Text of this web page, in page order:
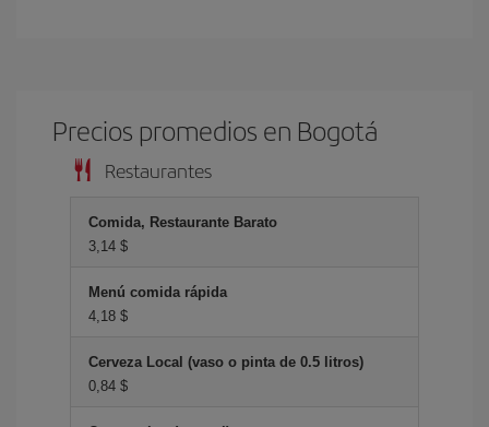
Precios promedios en Bogotá
Restaurantes
Comida, Restaurante Barato
3,14 $
Menú comida rápida
4,18 $
Cerveza Local (vaso o pinta de 0.5 litros)
0,84 $